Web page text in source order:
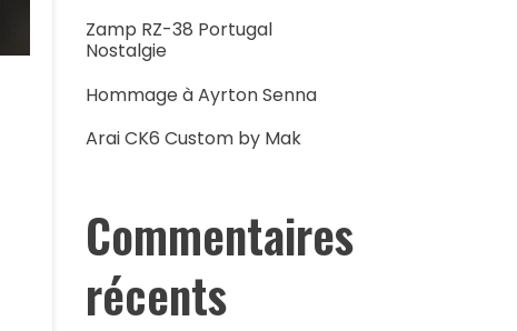
Zamp RZ-38 Portugal
Nostalgie
Hommage à Ayrton Senna
Arai CK6 Custom by Mak
Commentaires
récents